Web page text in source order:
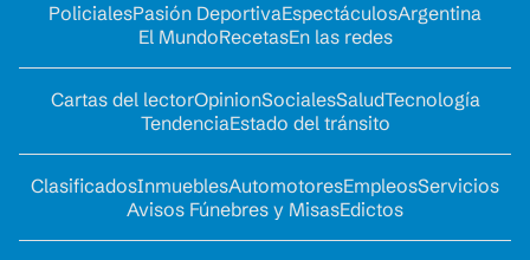
PolicialesPasión DeportivaEspectáculosArgentina
El MundoRecetasEn las redes
Cartas del lectorOpinionSocialesSaludTecnología
TendenciaEstado del tránsito
ClasificadosInmueblesAutomotoresEmpleosServicios
Avisos Fúnebres y MisasEdictos